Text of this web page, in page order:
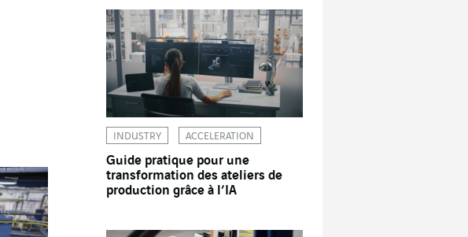
INDUSTRY ACCELERATION
Guide pratique pour une
transformation des ateliers de
production grâce à l’IA